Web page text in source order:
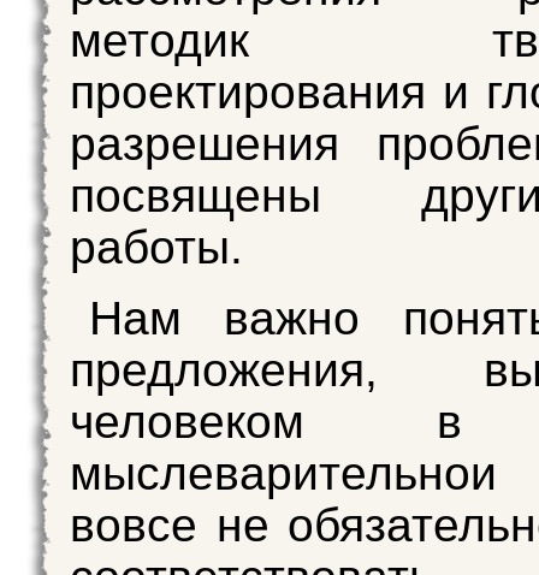
методик
проектирования и
разрешения
посвящены
работы.
Нам важно
предложения,
человеком в
вовсе не